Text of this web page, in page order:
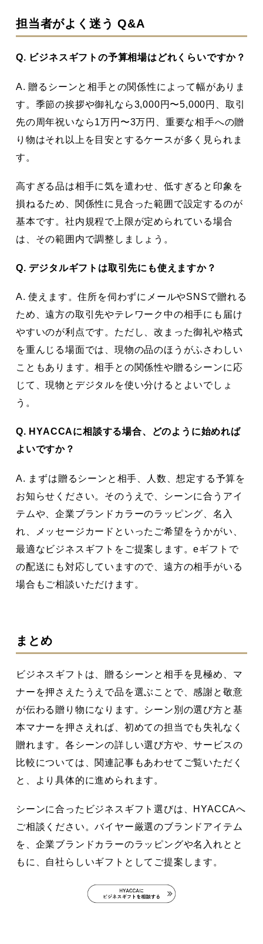
担当者がよく迷う Q&A
Q. ビジネスギフトの予算相場はどれくらいですか？
A. 贈るシーンと相手との関係性によって幅がありま
す。季節の挨拶や御礼なら3,000円〜5,000円、取引
先の周年祝いなら1万円〜3万円、重要な相手への贈
り物はそれ以上を目安とするケースが多く見られま
す。
高すぎる品は相手に気を遣わせ、低すぎると印象を
損ねるため、関係性に見合った範囲で設定するのが
基本です。社内規程で上限が定められている場合
は、その範囲内で調整しましょう。
Q. デジタルギフトは取引先にも使えますか？
A. 使えます。住所を伺わずにメールやSNSで贈れる
ため、遠方の取引先やテレワーク中の相手にも届け
やすいのが利点です。ただし、改まった御礼や格式
を重んじる場面では、現物の品のほうがふさわしい
こともあります。相手との関係性や贈るシーンに応
じて、現物とデジタルを使い分けるとよいでしょ
う。
Q. HYACCAに相談する場合、どのように始めれば
よいですか？
A. まずは贈るシーンと相手、人数、想定する予算を
お知らせください。そのうえで、シーンに合うアイ
テムや、企業ブランドカラーのラッピング、名入
れ、メッセージカードといったご希望をうかがい、
最適なビジネスギフトをご提案します。eギフトで
の配送にも対応していますので、遠方の相手がいる
場合もご相談いただけます。
まとめ
ビジネスギフトは、贈るシーンと相手を見極め、マ
ナーを押さえたうえで品を選ぶことで、感謝と敬意
が伝わる贈り物になります。シーン別の選び方と基
本マナーを押さえれば、初めての担当でも失礼なく
贈れます。各シーンの詳しい選び方や、サービスの
比較については、関連記事もあわせてご覧いただく
と、より具体的に進められます。
シーンに合ったビジネスギフト選びは、HYACCAへ
ご相談ください。バイヤー厳選のブランドアイテム
を、企業ブランドカラーのラッピングや名入れとと
もに、自社らしいギフトとしてご提案します。